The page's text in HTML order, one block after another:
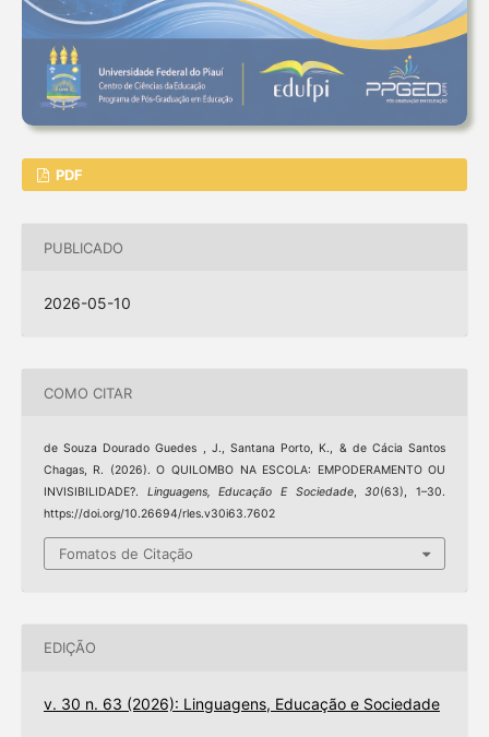
PDF
PUBLICADO
2026-05-10
COMO CITAR
de Souza Dourado Guedes , J., Santana Porto, K., & de Cácia Santos
Chagas, R. (2026). O QUILOMBO NA ESCOLA: EMPODERAMENTO OU
INVISIBILIDADE?. Linguagens, Educação E Sociedade,30(63), 1–30.
https://doi.org/10.26694/rles.v30i63.7602
Fomatos de Citação
EDIÇÃO
v. 30 n. 63 (2026): Linguagens, Educação e Sociedade